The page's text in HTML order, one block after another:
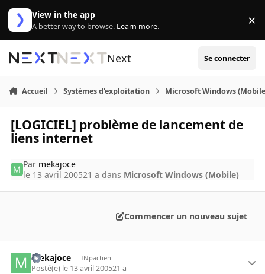
Aller au contenu
View in the app
A better way to browse. Learn more. ×
Next Se connecter
Accueil Systèmes d'exploitation Microsoft Windows
[LOGICIEL] problème de lancement de
liens internet
Par mekajoce
le 13 avril 200521 a dans Microsoft Windows (Mobile)
Commencer un nouveau sujet
mekajoce INpactien
Posté(e) le 13 avril 200521 a